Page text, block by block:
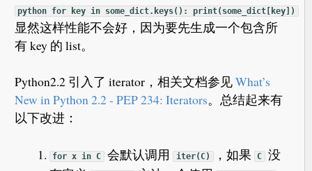
python for key in some_dict.keys(): print(some_dict[key])
显然这样性能不会好，因为要先生成一个包含所
有 key 的 list。
Python2.2 引入了 iterator，相关文档参见What’s
New in Python 2.2 - PEP 234: Iterators。总结起来有
以下改进：
for x in C 会默认调用 iter(C) ，如果 C 没